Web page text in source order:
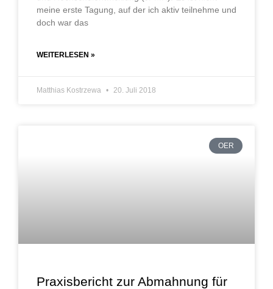
meine erste Tagung, auf der ich aktiv teilnehme und
doch war das
WEITERLESEN »
Matthias Kostrzewa 20. Juli 2018
OER
Praxisbericht zur Abmahnung für